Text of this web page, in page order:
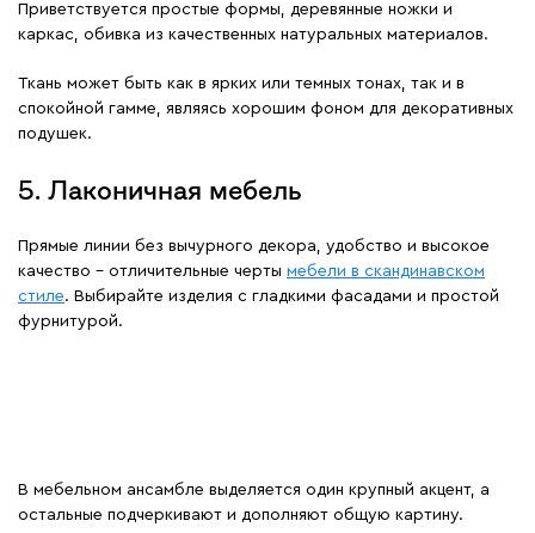
Приветствуется простые формы, деревянные ножки и
каркас, обивка из качественных натуральных материалов.
Ткань может быть как в ярких или темных тонах, так и в
спокойной гамме, являясь хорошим фоном для декоративных
подушек.
5. Лаконичная мебель
Прямые линии без вычурного декора, удобство и высокое
качество – отличительные черты мебели в скандинавском
стиле. Выбирайте изделия с гладкими фасадами и простой
фурнитурой.
В мебельном ансамбле выделяется один крупный акцент, а
остальные подчеркивают и дополняют общую картину.